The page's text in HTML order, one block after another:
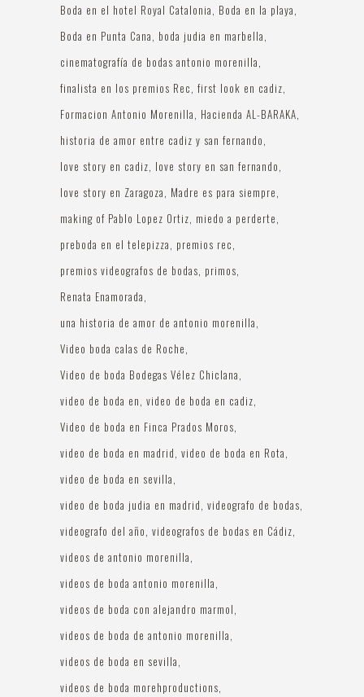
Boda en el hotel Royal Catalonia Boda en la playa
Boda en Punta Cana boda judia en marbella
cinematografía de bodas antonio morenilla
finalista en los premios Rec first look en cadiz
Formacion Antonio Morenilla Hacienda AL-BARAKA
historia de amor entre cadiz y san fernando
love story en cadiz love story en san fernando
love story en Zaragoza Madre es para siempre
making of Pablo Lopez Ortiz miedo a perderte
preboda en el telepizza premios rec
premios videografos de bodas primos
Renata Enamorada
una historia de amor de antonio morenilla
Video boda calas de Roche
Video de boda Bodegas Vélez Chiclana
video de boda en video de boda en cadiz
Video de boda en Finca Prados Moros
video de boda en madrid video de boda en Rota
video de boda en sevilla
video de boda judia en madrid videografo de bodas
videografo del año videografos de bodas en Cádiz
videos de antonio morenilla
videos de boda antonio morenilla
videos de boda con alejandro marmol
videos de boda de antonio morenilla
videos de boda en sevilla
videos de boda morehproductions